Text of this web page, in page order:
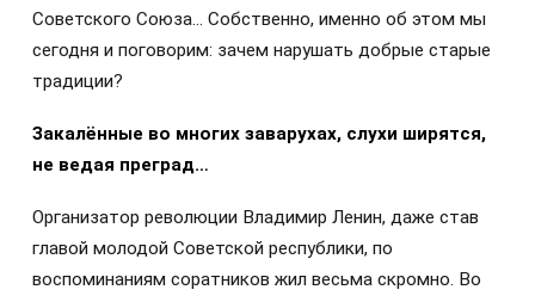
Советского Союза… Собственно, именно об этом мы
сегодня и поговорим: зачем нарушать добрые старые
традиции?
Закалённые во многих заварухах, слухи ширятся,
не ведая преград…
Организатор революции Владимир Ленин, даже став
главой молодой Советской республики, по
воспоминаниям соратников жил весьма скромно. Во